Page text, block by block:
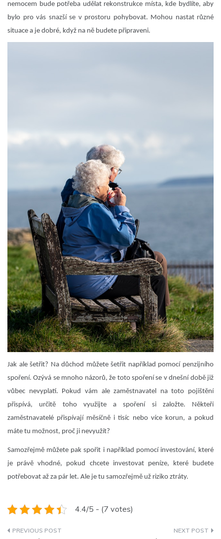
nemocem bude potřeba udělat rekonstrukce místa, kde bydlíte, aby
bylo pro vás snazší se v prostoru pohybovat. Mohou nastat různé
situace a je dobré, když na ně budete připraveni.
Jak ale šetřit? Na důchod můžete šetřit například pomocí penzijního
spoření. Ozývá se mnoho názorů, že toto spoření se v dnešní době již
vůbec nevyplatí. Pokud vám ale zaměstnavatel na toto pojištění
přispívá, určitě toho využijte a spoření si založte. Někteří
zaměstnavatelé přispívají měsíčně i tisíc nebo více korun, a pokud
máte tu možnost, proč ji nevyužít?
Samozřejmě můžete pak spořit i například pomocí investování, které
je právě vhodné, pokud chcete investovat peníze, které budete
potřebovat až za pár let. Ale je tu samozřejmě už riziko ztráty.
4.4/5 - (7 votes)
Navigace